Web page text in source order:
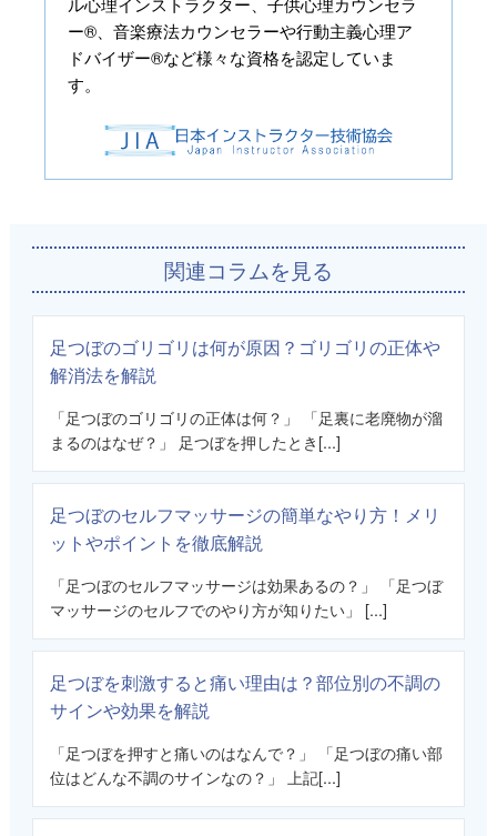
ー®、音楽療法カウンセラーや行動主義心理ア
ドバイザー®など様々な資格を認定していま
す。
関連コラムを見る
足つぼのゴリゴリは何が原因？ゴリゴリの正体や
解消法を解説
「足つぼのゴリゴリの正体は何？」 「足裏に老廃物が溜
まるのはなぜ？」 足つぼを押したとき[...]
足つぼのセルフマッサージの簡単なやり方！メリ
ットやポイントを徹底解説
「足つぼのセルフマッサージは効果あるの？」 「足つぼ
マッサージのセルフでのやり方が知りたい」 [...]
足つぼを刺激すると痛い理由は？部位別の不調の
サインや効果を解説
「足つぼを押すと痛いのはなんで？」 「足つぼの痛い部
位はどんな不調のサインなの？」 上記[...]